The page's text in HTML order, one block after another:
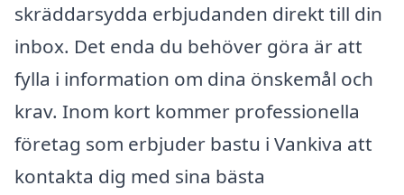
skräddarsydda erbjudanden direkt till din
inbox. Det enda du behöver göra är att
fylla i information om dina önskemål och
krav. Inom kort kommer professionella
företag som erbjuder bastu i Vankiva att
kontakta dig med sina bästa